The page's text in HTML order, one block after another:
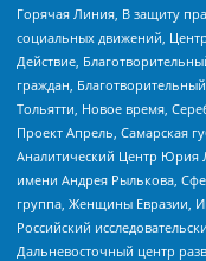
Горячая Линия, В защиту
социальных движений,
Действие,
граждан,
Тольятти, Новое время,
Проект Апрель, Самарская
Аналитический Центр Юрия
имени Андрея Рылькова,
группа, Женщины Евразии,
Российский
Дальневосточный центр